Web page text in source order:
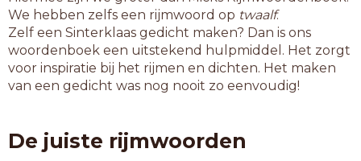
17-letterwoorden
krachtsinspanning
materiaalspanning
milieu-inspanning
oorlogsinspanning
We hebben zelfs een rijmwoord op twaalf.
Zelf een Sinterklaas gedicht maken? Dan is ons
woordenboek een uitstekend hulpmiddel. Het zorgt
voor inspiratie bij het rijmen en dichten. Het maken
van een gedicht was nog nooit zo eenvoudig!
De juiste rijmwoorden